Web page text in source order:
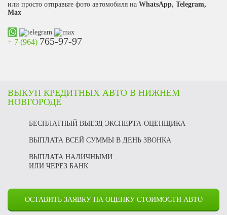
или просто отправьте фото автомобиля на WhatsApp, Telegram,
Max
+ 7 (964) 765-97-97
ВЫКУП КРЕДИТНЫХ АВТО В НИЖНЕМ
НОВГОРОДЕ
БЕСПЛАТНЫЙ ВЫЕЗД ЭКСПЕРТА-ОЦЕНЩИКА
ВЫПЛАТА ВСЕЙ СУММЫ В ДЕНЬ ЗВОНКА
ВЫПЛАТА НАЛИЧНЫМИ
ИЛИ ЧЕРЕЗ БАНК
ОСТАВИТЬ ЗАЯВКУ НА ОЦЕНКУ СТОИМОСТИ АВТО